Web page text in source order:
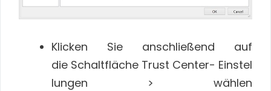
Klicken Sie anschließend auf
die Schaltfläche Trust Center- Einstel
lungen > wählen